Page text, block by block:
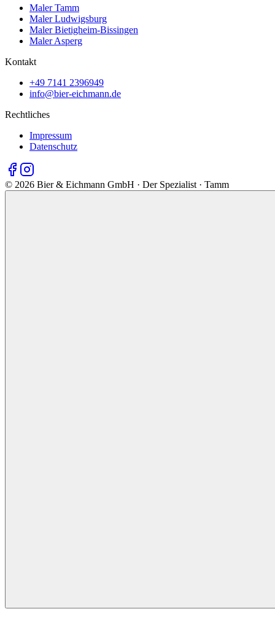
Maler Tamm
Maler Ludwigsburg
Maler Bietigheim-Bissingen
Maler Asperg
Kontakt
+49 7141 2396949
info@bier-eichmann.de
Rechtliches
Impressum
Datenschutz
© 2026 Bier & Eichmann GmbH · Der Spezialist · Tamm